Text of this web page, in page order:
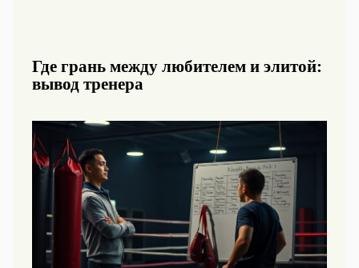
Где грань между любителем и элитой:
вывод тренера